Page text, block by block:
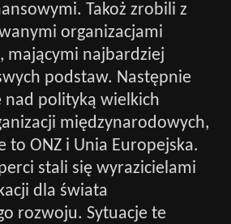
Takoż zrobili z
organizacjami
mającymi najbardziej
podstaw. Następnie
polityką wielkich
międzynarodowych,
to ONZ i Unia Europejska.
stali się wyrazicielami
dla świata
rozwoju. Sytuacje te